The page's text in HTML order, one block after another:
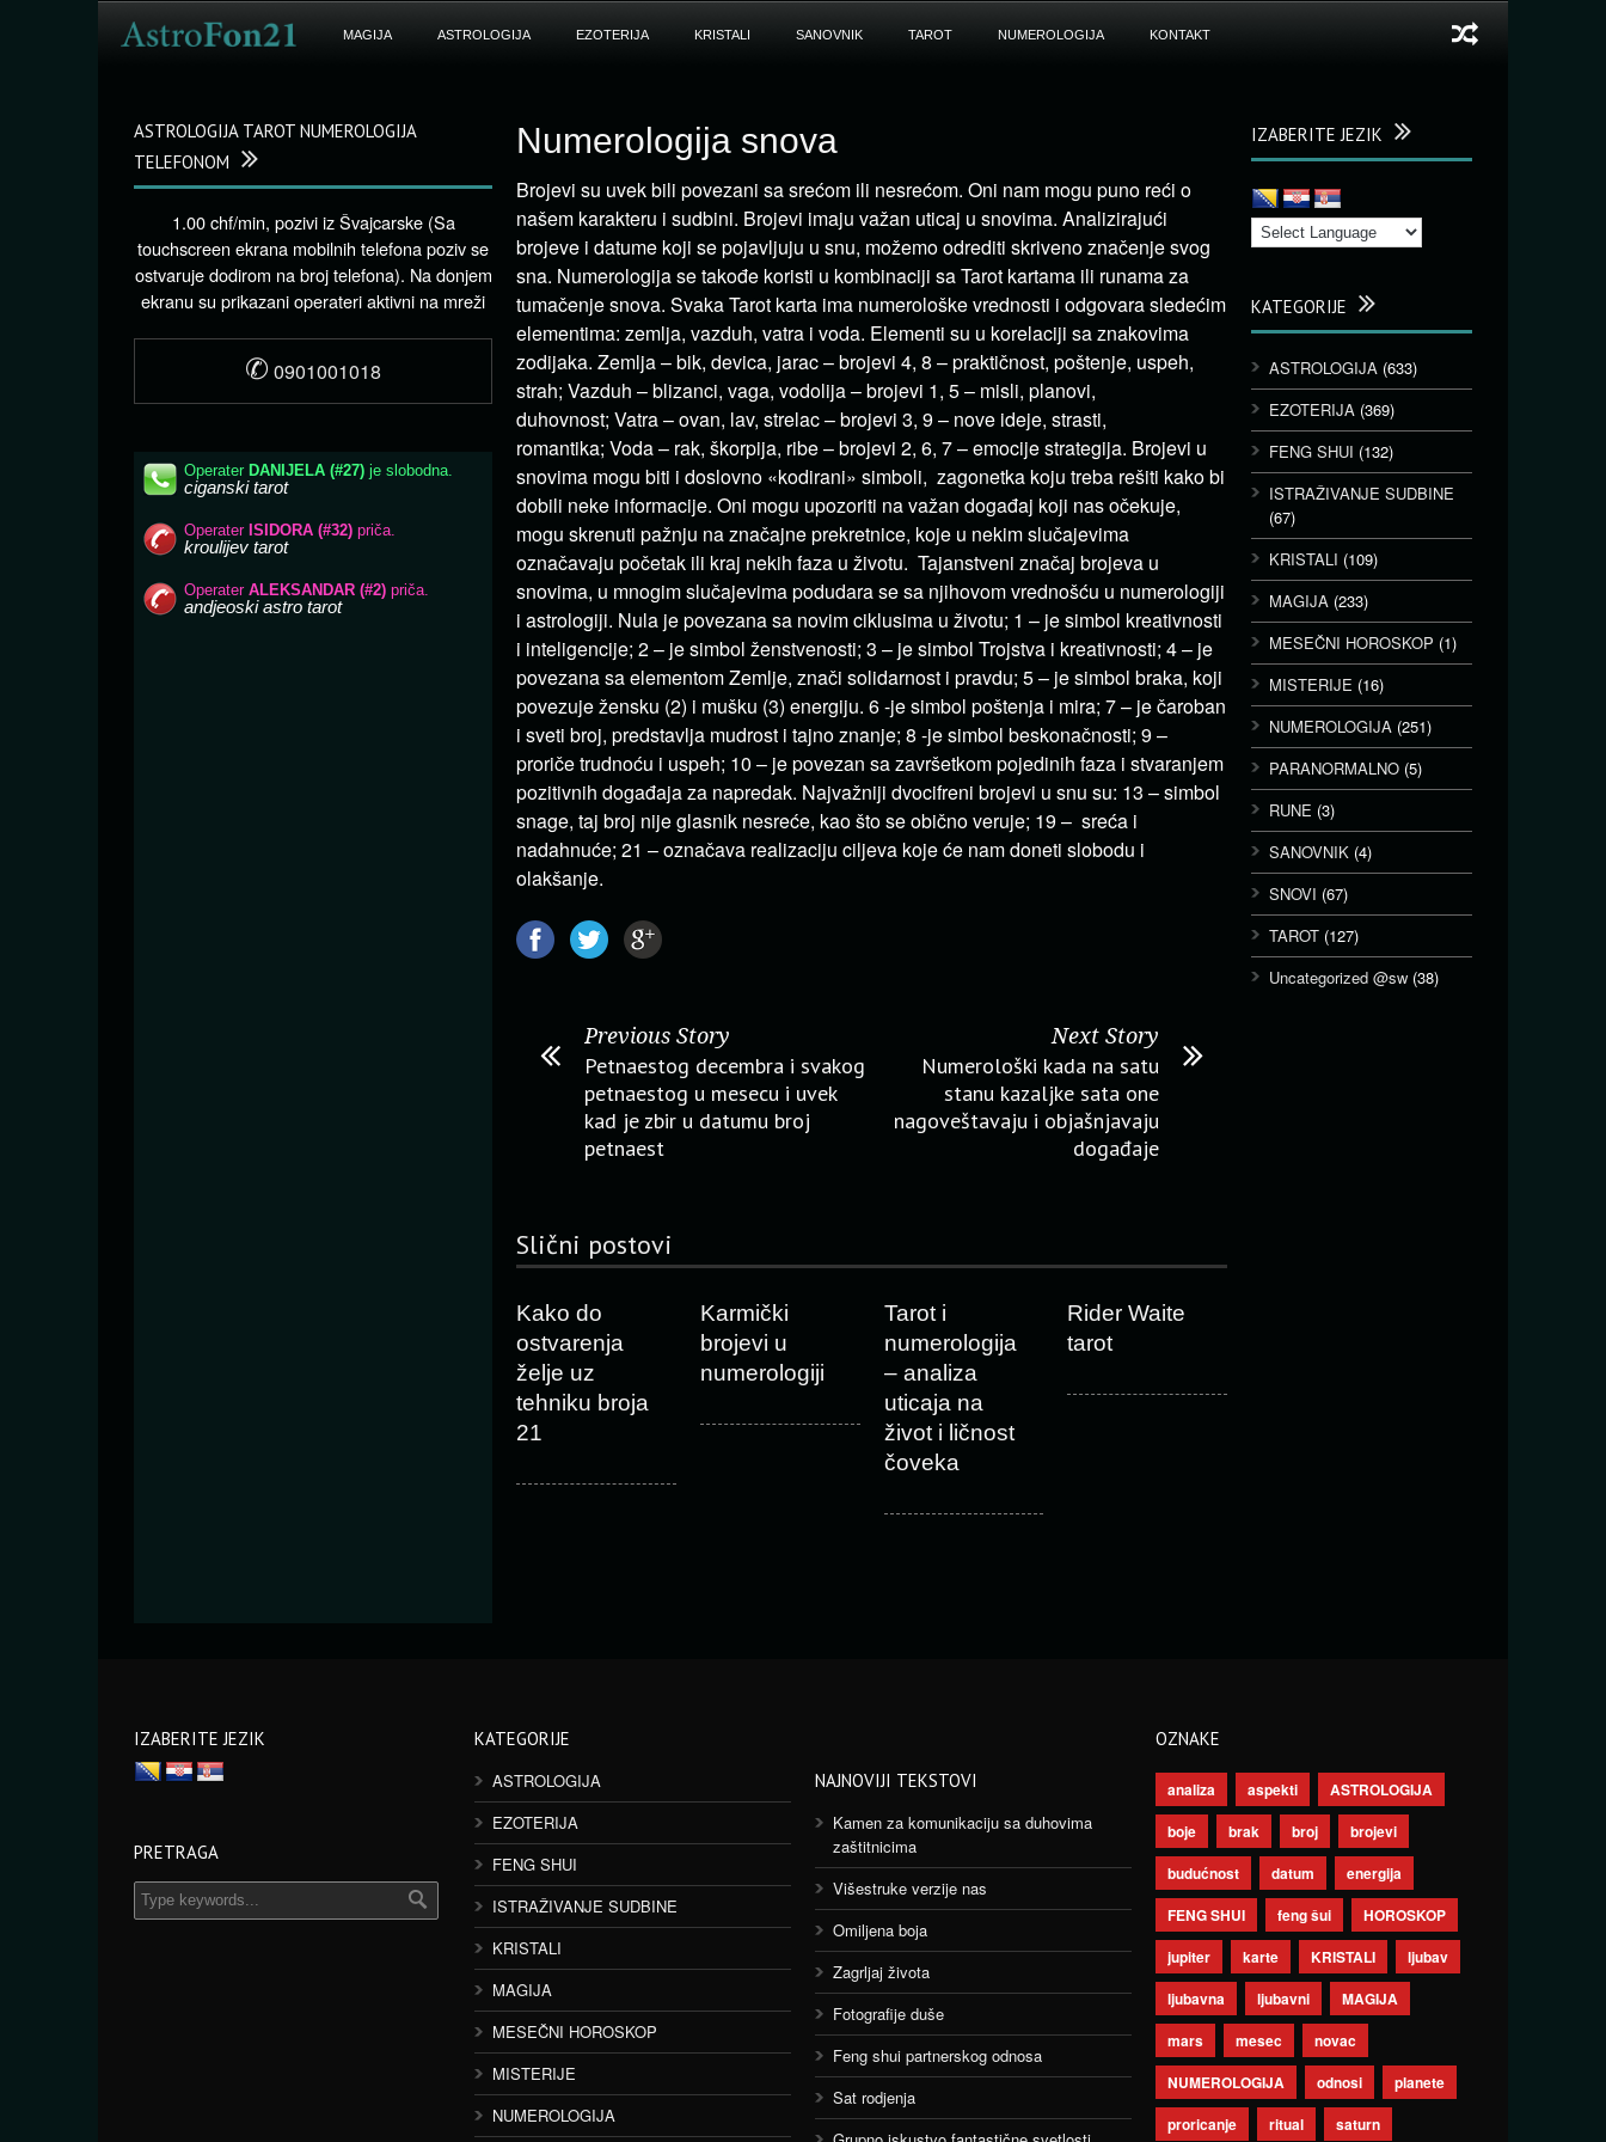
MAGIJA ASTROLOGIJA EZOTERIJA KRISTALI SANOVNIK TAROT NUMEROLOGIJA KONTAKT
Numerologija snova
Brojevi su uvek bili povezani sa srećom ili nesrećom. Oni nam mogu puno reći o
našem karakteru i sudbini. Brojevi imaju važan uticaj u snovima. Analizirajući
brojeve i datume koji se pojavljuju u snu, možemo odrediti skriveno značenje svog
sna. Numerologija se takođe koristi u kombinaciji sa Tarot kartama ili runama za
tumačenje snova. Svaka Tarot karta ima numerološke vrednosti i odgovara sledećim
elementima: zemlja, vazduh, vatra i voda. Elementi su u korelaciji sa znakovima
zodijaka. Zemlja – bik, devica, jarac – brojevi 4, 8 – praktičnost, poštenje, uspeh,
strah; Vazduh – blizanci, vaga, vodolija – brojevi 1, 5 – misli, planovi,
duhovnost; Vatra – ovan, lav, strelac – brojevi 3, 9 – nove ideje, strasti,
romantika; Voda – rak, škorpija, ribe – brojevi 2, 6, 7 – emocije strategija. Brojevi u
snovima mogu biti i doslovno «kodirani» simboli, zagonetka koju treba rešiti kako bi
dobili neke informacije. Oni mogu upozoriti na važan događaj koji nas očekuje,
mogu skrenuti pažnju na značajne prekretnice, koje u nekim slučajevima
označavaju početak ili kraj nekih faza u životu. Tajanstveni značaj brojeva u
snovima, u mnogim slučajevima podudara se sa njihovom vrednošću u numerologiji
i astrologiji. Nula je povezana sa novim ciklusima u životu; 1 – je simbol kreativnosti
i inteligencije; 2 – je simbol ženstvenosti; 3 – je simbol Trojstva i kreativnosti; 4 – je
povezana sa elementom Zemlje, znači solidarnost i pravdu; 5 – je simbol braka, koji
povezuje žensku (2) i mušku (3) energiju. 6 -je simbol poštenja i mira; 7 – je čaroban
i sveti broj, predstavlja mudrost i tajno znanje; 8 -je simbol beskonačnosti; 9 –
proriče trudnoću i uspeh; 10 – je povezan sa završetkom pojedinih faza i stvaranjem
pozitivnih događaja za napredak. Najvažniji dvocifreni brojevi u snu su: 13 – simbol
snage, taj broj nije glasnik nesreće, kao što se obično veruje; 19 – sreća i
nadahnuće; 21 – označava realizaciju ciljeva koje će nam doneti slobodu i
olakšanje.
Previous Story
Petnaestog decembra i svakog
petnaestog u mesecu i uvek
kad je zbir u datumu broj
petnaest
Next Story
Numerološki kada na satu
stanu kazaljke sata one
nagoveštavaju i objašnjavaju
događaje
Slični postovi
Kako do
ostvarenja
želje uz
tehniku broja
21
Karmički
brojevi u
numerologiji
Tarot i
numerologija
– analiza
uticaja na
život i ličnost
čoveka
Rider Waite
tarot
IZABERITE JEZIK
KATEGORIJE
ASTROLOGIJA (633)
EZOTERIJA (369)
FENG SHUI (132)
ISTRAŽIVANJE SUDBINE
(67)
KRISTALI (109)
MAGIJA (233)
MESEČNI HOROSKOP (1)
MISTERIJE (16)
NUMEROLOGIJA (251)
PARANORMALNO (5)
RUNE (3)
SANOVNIK (4)
SNOVI (67)
TAROT (127)
Uncategorized @sw (38)
ASTROLOGIJA TAROT NUMEROLOGIJA
TELEFONOM
1.00 chf/min, pozivi iz Švajcarske (Sa
touchscreen ekrana mobilnih telefona poziv se
ostvaruje dodirom na broj telefona). Na donjem
ekranu su prikazani operateri aktivni na mreži
✆ 0901001018
IZABERITE JEZIK
PRETRAGA
KATEGORIJE
ASTROLOGIJA
EZOTERIJA
FENG SHUI
ISTRAŽIVANJE SUDBINE
KRISTALI
MAGIJA
MESEČNI HOROSKOP
MISTERIJE
NUMEROLOGIJA
NAJNOVIJI TEKSTOVI
Kamen za komunikaciju sa duhovima
zaštitnicima
Višestruke verzije nas
Omiljena boja
Zagrljaj života
Fotografije duše
Feng shui partnerskog odnosa
Sat rodjenja
OZNAKE
analiza aspekti
ASTROLOGIJA
boje
brak broj
brojevi
budućnost
datum
energija
FENG SHUI
feng šui
HOROSKOP
jupiter
karte KRISTALI
ljubav
ljubavna
ljubavni
MAGIJA
mars
mesec
novac
NUMEROLOGIJA
odnosi
planete
proricanje
ritual saturn